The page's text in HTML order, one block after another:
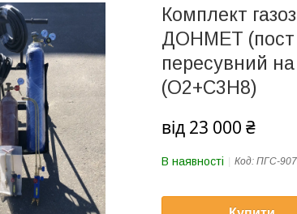
Комплект
ДОНМЕТ (пост
пересувний
(O2+C3H8)
від 23 000 ₴
В наявності Код: ПГС-